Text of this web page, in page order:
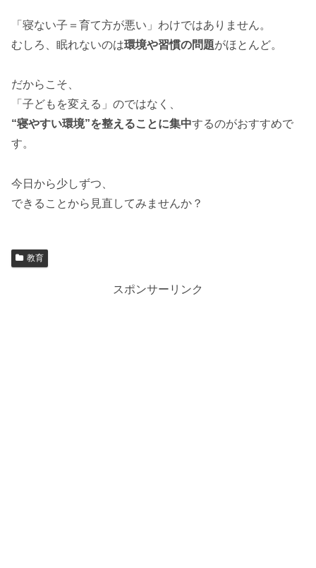
「寝ない子＝育て方が悪い」わけではありません。
むしろ、眠れないのは環境や習慣の問題がほとんど。
だからこそ、
「子どもを変える」のではなく、
“寝やすい環境”を整えることに集中するのがおすすめで
す。
今日から少しずつ、
できることから見直してみませんか？
教育
スポンサーリンク